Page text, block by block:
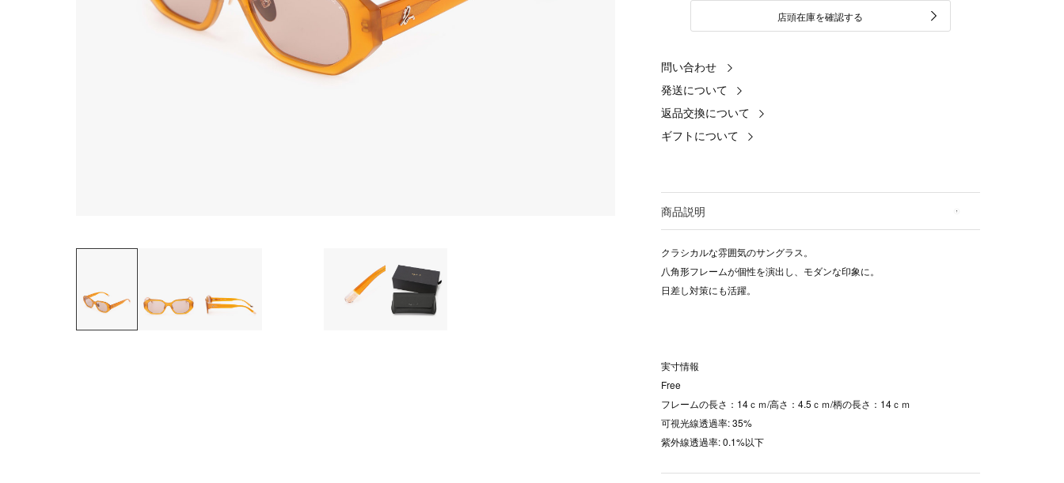
店頭在庫を確認する
問い合わせ
発送について
返品交換について
ギフトについて
商品説明
クラシカルな雰囲気のサングラス。
八角形フレームが個性を演出し、モダンな印象に。
日差し対策にも活躍。
実寸情報
Free
フレームの長さ：14ｃｍ/高さ：4.5ｃｍ/柄の長さ：14ｃｍ
可視光線透過率: 35%
紫外線透過率: 0.1%以下